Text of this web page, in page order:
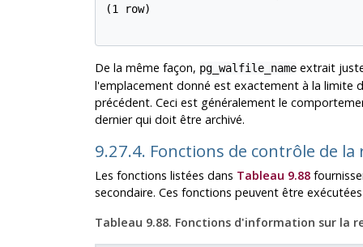
(1 row)
De la même façon, pg_walfile_nameextrait
l'emplacement donné est exactement à la limite
précédent. Ceci est généralement le
dernier qui doit être archivé.
9.27.4. Fonctions de contrôle de
Les fonctions listées dans Tableau 9.88
secondaire. Ces fonctions peuvent être
Tableau 9.88. Fonctions d'information sur la